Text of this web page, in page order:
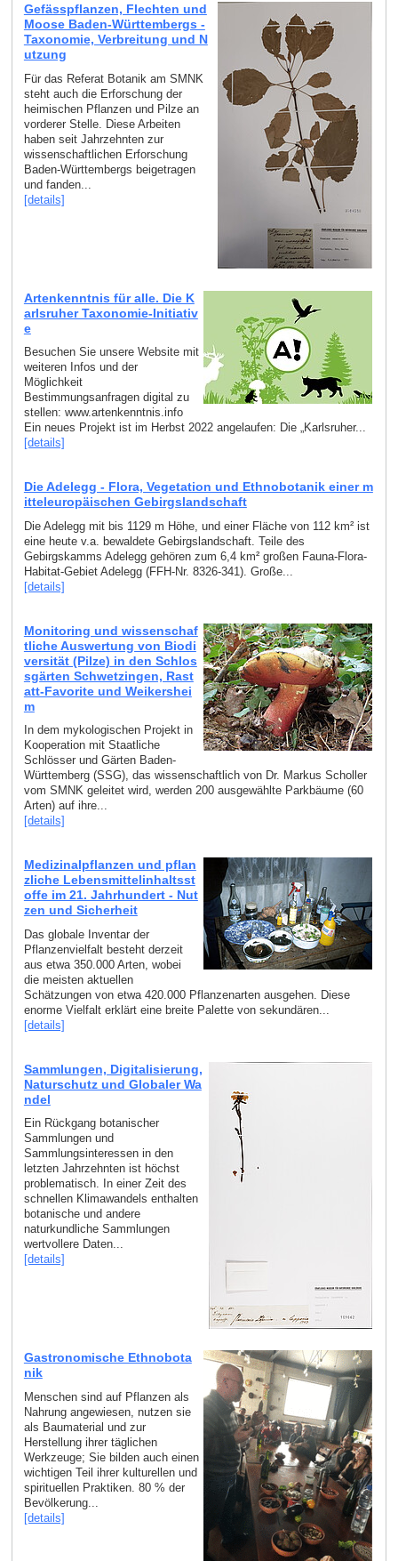
Gefässpflanzen, Flechten und
Moose Baden-Württembergs -
Taxonomie, Verbreitung und N
utzung
Für das Referat Botanik am SMNK
steht auch die Erforschung der
heimischen Pflanzen und Pilze an
vorderer Stelle. Diese Arbeiten
haben seit Jahrzehnten zur
wissenschaftlichen Erforschung
Baden-Württembergs beigetragen
und fanden...
[details]
Artenkenntnis für alle. Die K
arlsruher Taxonomie-Initiativ
e
Besuchen Sie unsere Website mit
weiteren Infos und der
Möglichkeit
Bestimmungsanfragen digital zu
stellen: www.artenkenntnis.info
Ein neues Projekt ist im Herbst 2022 angelaufen: Die „Karlsruher...
[details]
Die Adelegg - Flora, Vegetation und Ethnobotanik einer m
itteleuropäischen Gebirgslandschaft
Die Adelegg mit bis 1129 m Höhe, und einer Fläche von 112 km² ist
eine heute v.a. bewaldete Gebirgslandschaft. Teile des
Gebirgskamms Adelegg gehören zum 6,4 km² großen Fauna-Flora-
Habitat-Gebiet Adelegg (FFH-Nr. 8326-341). Große...
[details]
Monitoring und wissenschaf
tliche Auswertung von Biodi
versität (Pilze) in den Schlos
sgärten Schwetzingen, Rast
att-Favorite und Weikershei
m
In dem mykologischen Projekt in
Kooperation mit Staatliche
Schlösser und Gärten Baden-
Württemberg (SSG), das wissenschaftlich von Dr. Markus Scholler
vom SMNK geleitet wird, werden 200 ausgewählte Parkbäume (60
Arten) auf ihre...
[details]
Medizinalpflanzen und pflan
zliche Lebensmittelinhaltsst
offe im 21. Jahrhundert - Nut
zen und Sicherheit
Das globale Inventar der
Pflanzenvielfalt besteht derzeit
aus etwa 350.000 Arten, wobei
die meisten aktuellen
Schätzungen von etwa 420.000 Pflanzenarten ausgehen. Diese
enorme Vielfalt erklärt eine breite Palette von sekundären...
[details]
Sammlungen, Digitalisierung,
Naturschutz und Globaler Wa
ndel
Ein Rückgang botanischer
Sammlungen und
Sammlungsinteressen in den
letzten Jahrzehnten ist höchst
problematisch. In einer Zeit des
schnellen Klimawandels enthalten
botanische und andere
naturkundliche Sammlungen
wertvollere Daten...
[details]
Gastronomische Ethnobota
nik
Menschen sind auf Pflanzen als
Nahrung angewiesen, nutzen sie
als Baumaterial und zur
Herstellung ihrer täglichen
Werkzeuge; Sie bilden auch einen
wichtigen Teil ihrer kulturellen und
spirituellen Praktiken. 80 % der
Bevölkerung...
[details]